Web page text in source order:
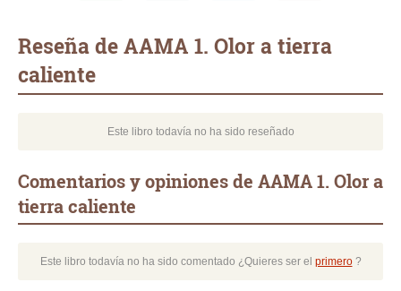
Reseña de AAMA 1. Olor a tierra
caliente
Este libro todavía no ha sido reseñado
Comentarios y opiniones de AAMA 1. Olor a
tierra caliente
Este libro todavía no ha sido comentado ¿Quieres ser el primero?